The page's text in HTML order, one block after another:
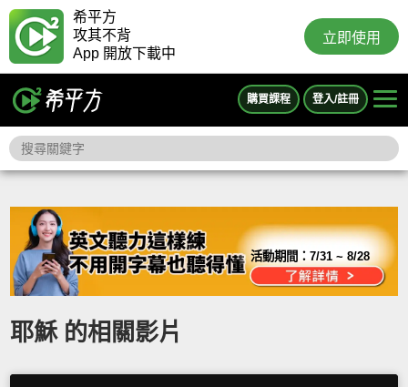
希平方
攻其不背
App 開放下載中
立即使用
購買課程 登入/註冊
活動期間：7/31 ~ 8/28
耶穌 的相關影片